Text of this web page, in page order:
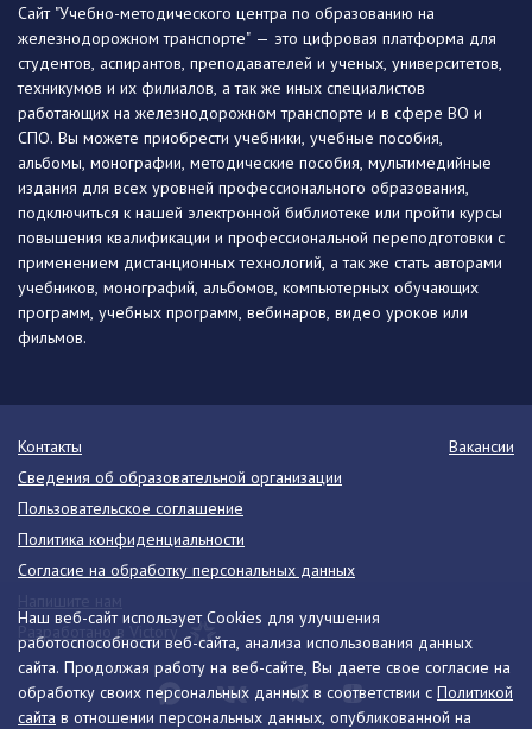
Наш веб-сайт использует Cookies для улучшения
работоспособности веб-сайта, анализа использования данных
сайта. Продолжая работу на веб-сайте, Вы даете свое согласие на
обработку своих персональных данных в соответствии с Политикой
сайта в отношении персональных данных, опубликованной на
Сайт "Учебно-методического центра по образованию на
железнодорожном транспорте" — это цифровая платформа для
студентов, аспирантов, преподавателей и ученых, университетов,
техникумов и их филиалов, а так же иных специалистов
работающих на железнодорожном транспорте и в сфере ВО и
СПО. Вы можете приобрести учебники, учебные пособия,
альбомы, монографии, методические пособия, мультимедийные
издания для всех уровней профессионального образования,
подключиться к нашей электронной библиотеке или пройти курсы
повышения квалификации и профессиональной переподготовки с
применением дистанционных технологий, а так же стать авторами
учебников, монографий, альбомов, компьютерных обучающих
программ, учебных программ, вебинаров, видео уроков или
фильмов.
Контакты
Вакансии
Сведения об образовательной организации
Пользовательское соглашение
Политика конфиденциальности
Согласие на обработку персональных данных
Разработано в Victory